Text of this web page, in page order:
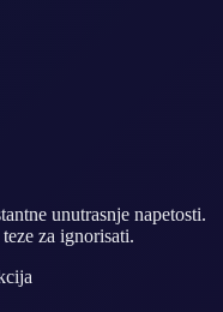
unutrasnje napetosti.
za ignorisati.